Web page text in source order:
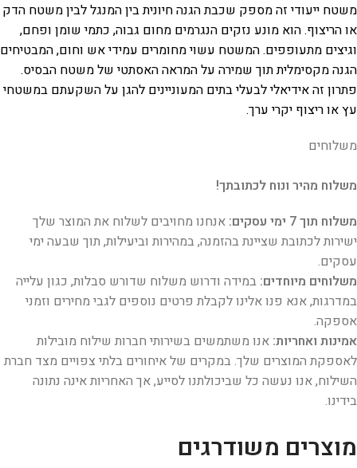
משטח ייעודי זה מספק שכבת הגנה חיונית בין המנגל לבין משטח הדק
או הריצוף. הוא מונע נזקים הנגרמים מחום גבוה, כתמי שומן ופחם,
וגיצים מתעופפים. המשטח עשוי מחומרים עמידי אש וחום, המבטיחים
הגנה מקסימלית תוך שמירה על המראה האסתטי של משטח הבסיס.
פתרון זה אידיאלי לבעלי בתים המעוניינים להגן על השקעתם במשטחי
עץ או ריצוף יקרי ערך.
משלוחים
משלוח מהיר ונוח לכתובתך!
משלוח תוך 7 ימי עסקים:
אנחנו מחויבים לשלוח את המוצר שלך
ישירות לכתובת שציינת בהזמנה, במהירות וביעילות, תוך שבעה ימי
עסקים.
משלוחים מיוחדים: במידה ודרוש משלוח שדורש סבלות, כגון עלייה
במדרגות, אנא פנו אלינו לקבלת פרטים נוספים לגבי מחירים וזמני
אספקה.
אמינות ואחריות: אנו משתמשים בשירותי חברות שילוח מובילות
לאספקת המוצרים שלך. במקרים של איחורים בלתי צפויים מצד חברת
השילוח, אנו נעשה כל שביכולתנו לסייע, אך האחריות אינה נתונה
בידינו.
מוצרים משודרגים